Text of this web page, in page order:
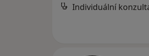
Individuální